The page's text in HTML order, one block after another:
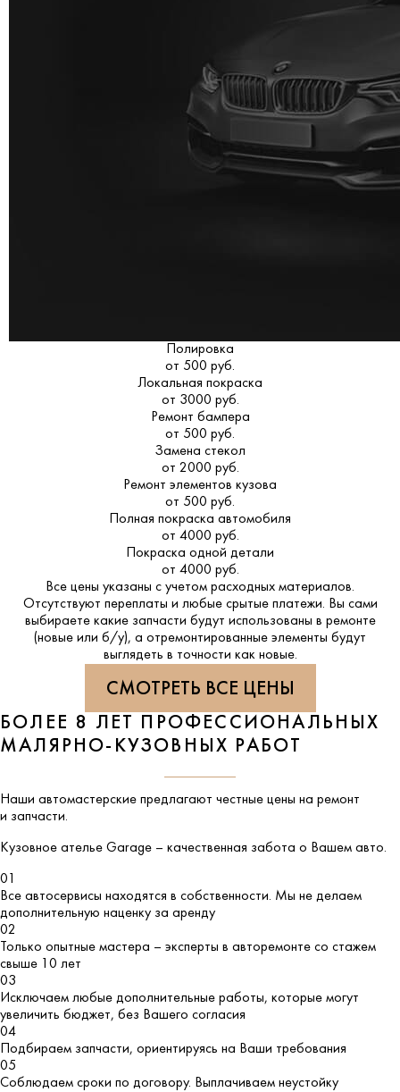
Полировка
от 500 руб.
Локальная покраска
от 3000 руб.
Ремонт бампера
от 500 руб.
Замена стекол
от 2000 руб.
Ремонт элементов кузова
от 500 руб.
Полная покраска автомобиля
от 4000 руб.
Покраска одной детали
от 4000 руб.
Все цены указаны с учетом расходных материалов.
Отсутствуют переплаты и любые срытые платежи. Вы сами
выбираете какие запчасти будут использованы в ремонте
(новые или б/у), а отремонтированные элементы будут
выглядеть в точности как новые.
СМОТРЕТЬ ВСЕ ЦЕНЫ
БОЛЕЕ 8 ЛЕТ ПРОФЕССИОНАЛЬНЫХ
МАЛЯРНО-КУЗОВНЫХ РАБОТ
Наши автомастерские предлагают честные цены на ремонт
и запчасти.
Кузовное ателье Garage – качественная забота о Вашем авто.
01
Все автосервисы находятся в собственности. Мы не делаем
дополнительную наценку за аренду
02
Только опытные мастера – эксперты в авторемонте со стажем
свыше 10 лет
03
Исключаем любые дополнительные работы, которые могут
увеличить бюджет, без Вашего согласия
04
Подбираем запчасти, ориентируясь на Ваши требования
05
Соблюдаем сроки по договору. Выплачиваем неустойку